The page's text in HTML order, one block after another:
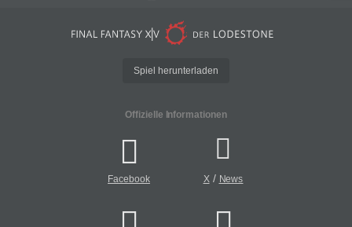
Spiel herunterladen
Offizielle Informationen
Facebook X/ News